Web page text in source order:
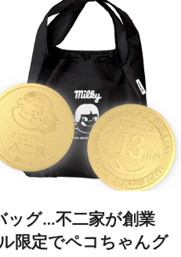
ッグ…不二家が創業
限定でペコちゃんグ